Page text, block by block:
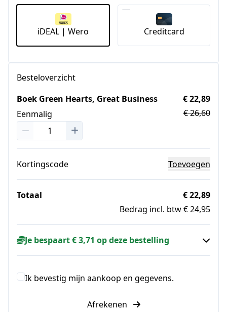
iDEAL | Wero Creditcard
Besteloverzicht
Boek Green Hearts, Great Business
Eenmalig
€ 22,89
€ 26,60
Kortingscode Toevoegen
Totaal
€ 22,89
Bedrag incl. btw € 24,95
Je bespaart € 3,71 op deze bestelling
Ik bevestig mijn aankoop en gegevens.
Afrekenen